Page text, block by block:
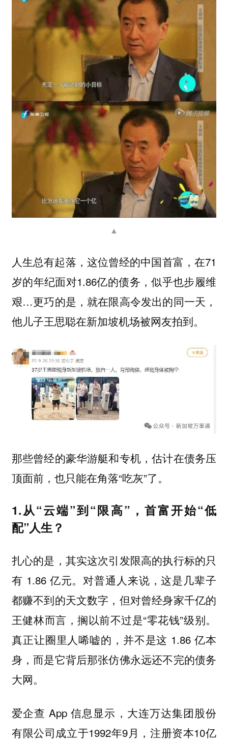
▲
人生总有起落，这位曾经的中国首富，在71
岁的年纪面对1.86亿的债务，似乎也步履维
艰…更巧的是，就在限高令发出的同一天，
他儿子王思聪在新加坡机场被网友拍到。
那些曾经的豪华游艇和专机，估计在债务压
顶面前，也只能在角落“吃灰”了。
1.从“云端”到“限高”，首富开始“低
配”人生？
扎心的是，其实这次引发限高的执行标的只
有 1.86 亿元。对普通人来说，这是几辈子
都赚不到的天文数字，但对曾经身家千亿的
王健林而言，搁以前不过是“零花钱”级别。
真正让圈里人唏嘘的，并不是这 1.86 亿本
身，而是它背后那张仿佛永远还不完的债务
大网。
爱企查 App 信息显示，大连万达集团股份
有限公司成立于1992年9月，注册资本10亿